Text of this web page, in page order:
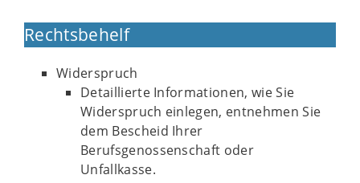
Rechtsbehelf
Widerspruch
Detaillierte Informationen, wie Sie
Widerspruch einlegen, entnehmen Sie
dem Bescheid Ihrer
Berufsgenossenschaft oder
Unfallkasse.